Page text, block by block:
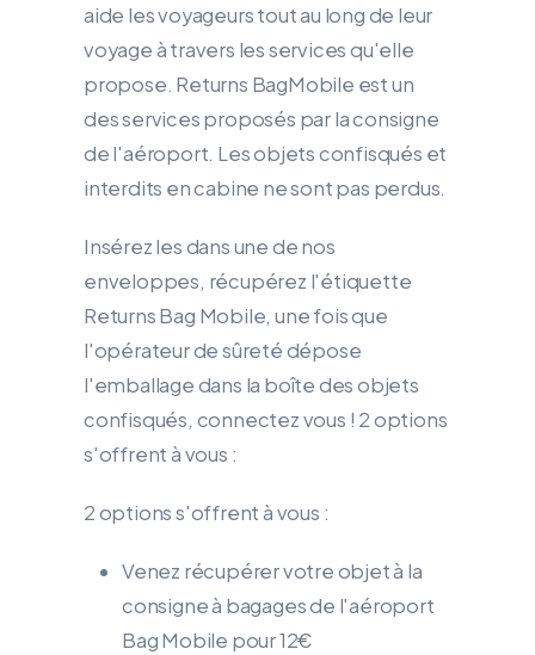
aide les voyageurs tout au long de leur
voyage à travers les services qu'elle
propose. Returns BagMobile est un
des services proposés par la consigne
de l'aéroport. Les objets confisqués et
interdits en cabine ne sont pas perdus.
Insérez les dans une de nos
enveloppes, récupérez l'étiquette
Returns Bag Mobile, une fois que
l'opérateur de sûreté dépose
l'emballage dans la boîte des objets
confisqués, connectez vous ! 2 options
s'offrent à vous :
2 options s'offrent à vous :
Venez récupérer votre objet à la
consigne à bagages de l'aéroport
Bag Mobile pour 12€